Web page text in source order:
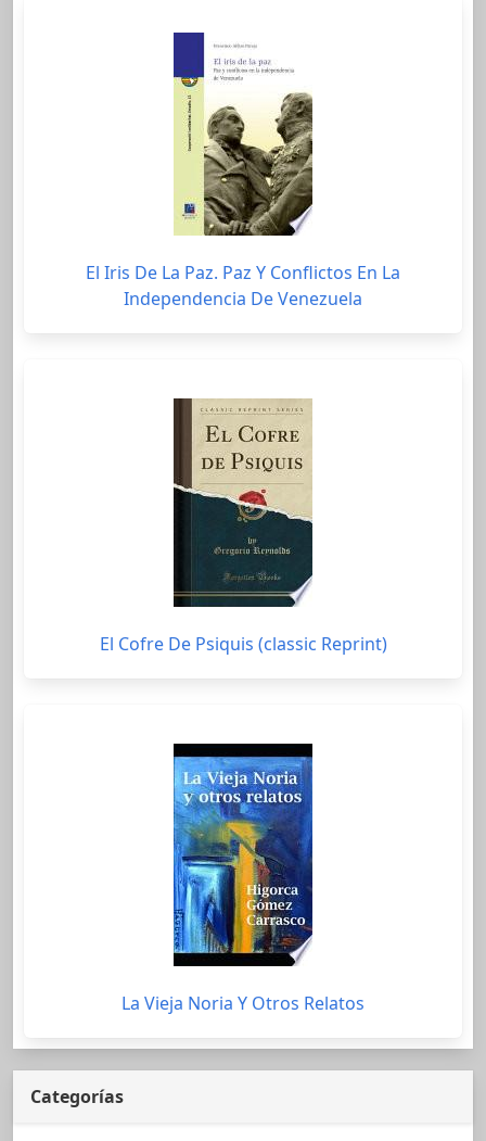
El Iris De La Paz. Paz Y Conflictos En La
Independencia De Venezuela
El Cofre De Psiquis (classic Reprint)
La Vieja Noria Y Otros Relatos
Categorías